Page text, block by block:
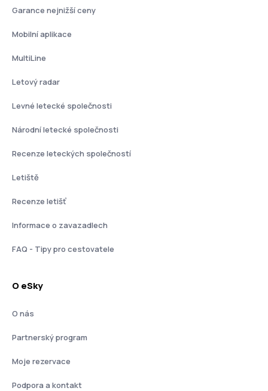
Garance nejnižší ceny
Mobilní aplikace
MultiLine
Letový radar
Levné letecké společnosti
Národní letecké společnosti
Recenze leteckých společností
Letiště
Recenze letišť
Informace o zavazadlech
FAQ - Tipy pro cestovatele
O eSky
O nás
Partnerský program
Moje rezervace
Podpora a kontakt